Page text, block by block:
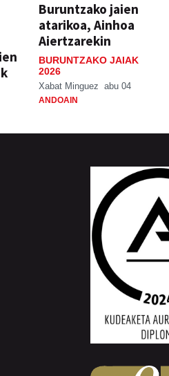
Buruntzako jaien
atarikoa, Ainhoa
Aiertzarekin
BURUNTZAKO JAIAK
2026
Xabat Minguez abu 04
ANDOAIN